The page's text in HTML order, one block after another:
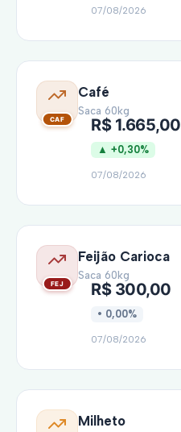
07/08/2026
Café
Saca 60kg
R$ 1.665,00
▲ +0,30%
07/08/2026
Feijão Carioca
Saca 60kg
R$ 300,00
• 0,00%
07/08/2026
Milheto